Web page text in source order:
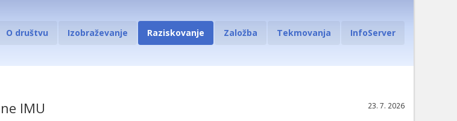
O društvu Izobraževanje Raziskovanje Založba Tekmovanja InfoServer
23. 7. 2026
IMU